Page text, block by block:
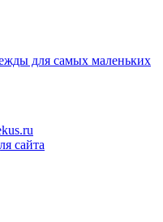
для самых маленьких
сайта